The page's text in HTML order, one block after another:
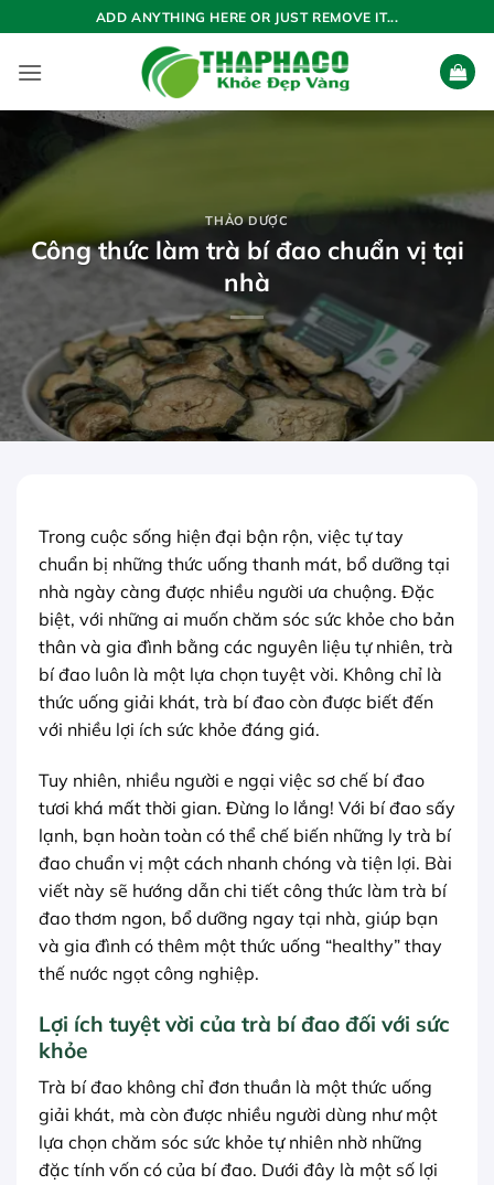
qua
nội
ADD ANYTHING HERE OR JUST REMOVE IT...
THẢO DƯỢC
Công thức làm trà bí đao chuẩn vị tại
nhà
Trong cuộc sống hiện đại bận rộn, việc tự tay
chuẩn bị những thức uống thanh mát, bổ dưỡng tại
nhà ngày càng được nhiều người ưa chuộng. Đặc
biệt, với những ai muốn chăm sóc sức khỏe cho bản
thân và gia đình bằng các nguyên liệu tự nhiên, trà
bí đao luôn là một lựa chọn tuyệt vời. Không chỉ là
thức uống giải khát, trà bí đao còn được biết đến
với nhiều lợi ích sức khỏe đáng giá.
Tuy nhiên, nhiều người e ngại việc sơ chế bí đao
tươi khá mất thời gian. Đừng lo lắng! Với bí đao sấy
lạnh, bạn hoàn toàn có thể chế biến những ly trà bí
đao chuẩn vị một cách nhanh chóng và tiện lợi. Bài
viết này sẽ hướng dẫn chi tiết công thức làm trà bí
đao thơm ngon, bổ dưỡng ngay tại nhà, giúp bạn
và gia đình có thêm một thức uống “healthy” thay
thế nước ngọt công nghiệp.
Lợi ích tuyệt vời của trà bí đao đối với sức
khỏe
Trà bí đao không chỉ đơn thuần là một thức uống
giải khát, mà còn được nhiều người dùng như một
lựa chọn chăm sóc sức khỏe tự nhiên nhờ những
đặc tính vốn có của bí đao. Dưới đây là một số lợi